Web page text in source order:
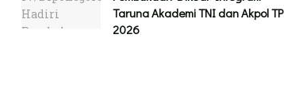
Taruna Akademi TNI dan Akpol TP
2026